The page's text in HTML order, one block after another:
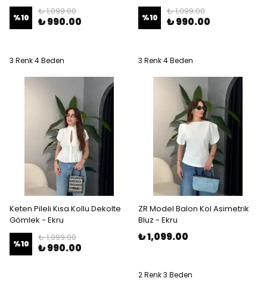
%10
₺ 1,099.00
₺ 990.00
3 Renk 4 Beden
%10
₺ 1,099.00
₺ 990.00
3 Renk 4 Beden
Keten Pileli Kısa Kollu Dekolte
Gömlek - Ekru
%10
₺ 1,099.00
₺ 990.00
ZR Model Balon Kol Asimetrik
Bluz - Ekru
₺ 1,099.00
2 Renk 3 Beden